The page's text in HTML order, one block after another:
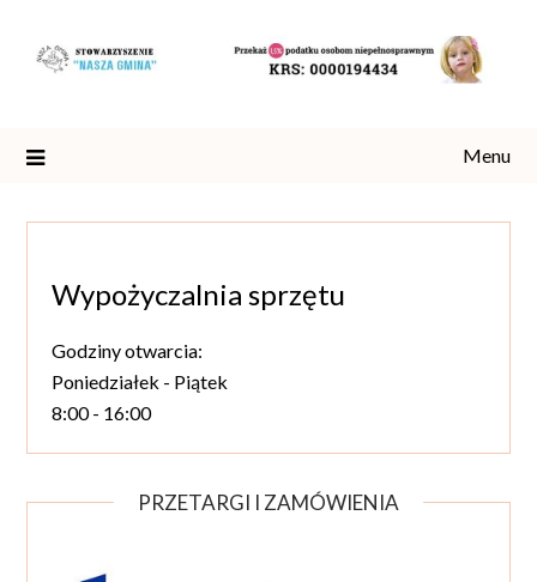
content
Menu
Wypożyczalnia sprzętu
Godziny otwarcia:
Poniedziałek - Piątek
8:00 - 16:00
PRZETARGI I ZAMÓWIENIA